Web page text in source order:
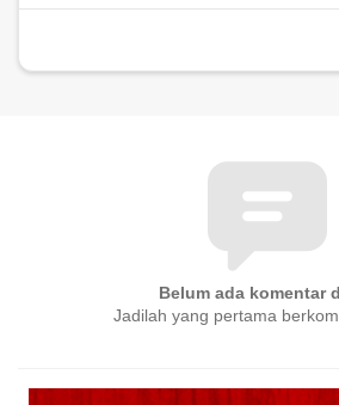
Belum ada komentar
Jadilah yang pertama